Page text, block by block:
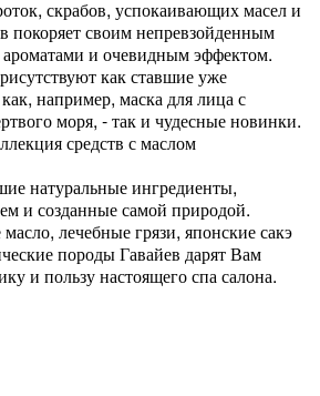
скрабов, успокаивающих масел и
покоряет своим непревзойденным
и очевидным эффектом.
как ставшие уже
например, маска для лица с
моря, - так и чудесные новинки.
средств с маслом
натуральные ингредиенты,
и созданные самой природой.
лечебные грязи, японские сакэ
породы Гавайев дарят Вам
и пользу настоящего спа салона.